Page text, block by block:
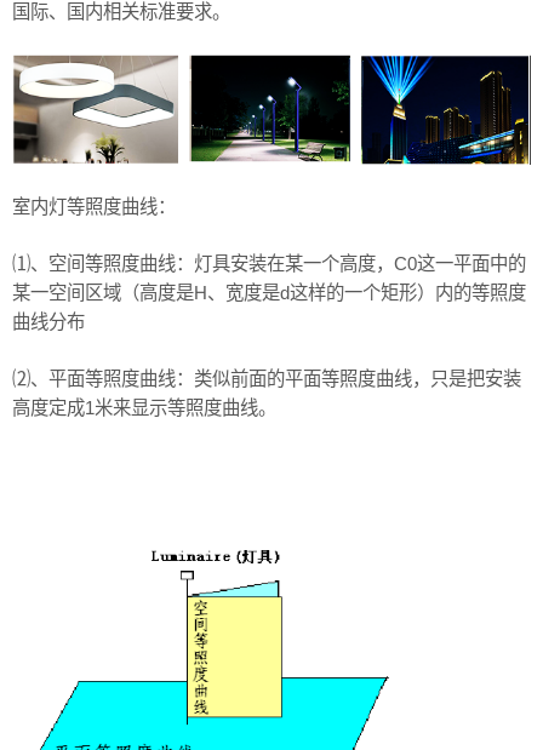
国际、国内相关标准要求。
室内灯等照度曲线：
⑴、空间等照度曲线：灯具安装在某一个高度，C0这一平面中的
某一空间区域（高度是H、宽度是d这样的一个矩形）内的等照度
曲线分布
⑵、平面等照度曲线：类似前面的平面等照度曲线，只是把安装
高度定成1米来显示等照度曲线。